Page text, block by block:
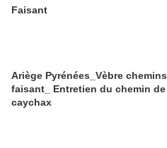
Faisant
Ariège Pyrénées_Vèbre chemins
faisant_ Entretien du chemin de
caychax